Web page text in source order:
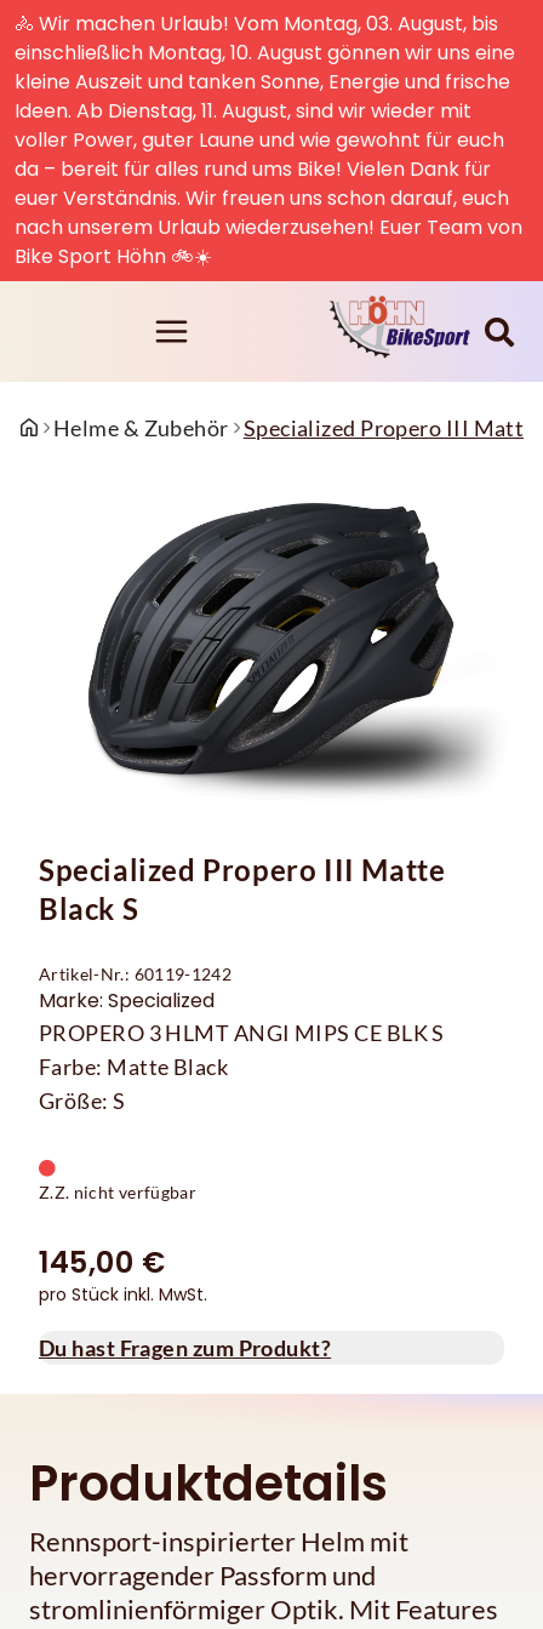
🚴 Wir machen Urlaub! Vom Montag, 03. August, bis
einschließlich Montag, 10. August gönnen wir uns eine
kleine Auszeit und tanken Sonne, Energie und frische
Ideen. Ab Dienstag, 11. August, sind wir wieder mit
voller Power, guter Laune und wie gewohnt für euch
da – bereit für alles rund ums Bike! Vielen Dank für
euer Verständnis. Wir freuen uns schon darauf, euch
nach unserem Urlaub wiederzusehen! Euer Team von
Bike Sport Höhn 🚲☀️
Helme & Zubehör Specialized Propero III Matte
Specialized Propero III Matte
Black S
Artikel-Nr.: 60119-1242
Marke: Specialized
PROPERO 3 HLMT ANGI MIPS CE BLK S
Farbe: Matte Black
Größe: S
Z.Z. nicht verfügbar
145,00 €
pro Stück inkl. MwSt.
Du hast Fragen zum Produkt?
Produktdetails
Rennsport-inspirierter Helm mit
hervorragender Passform und
stromlinienförmiger Optik. Mit Features